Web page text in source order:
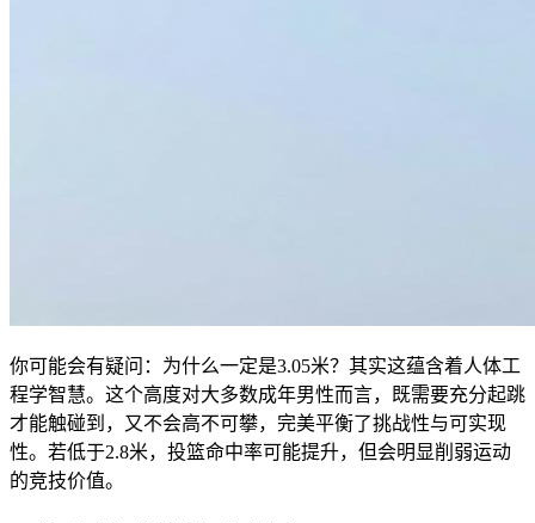
你可能会有疑问：为什么一定是3.05米？其实这蕴含着人体工
程学智慧。这个高度对大多数成年男性而言，既需要充分起跳
才能触碰到，又不会高不可攀，完美平衡了挑战性与可实现
性。若低于2.8米，投篮命中率可能提升，但会明显削弱运动
的竞技价值。